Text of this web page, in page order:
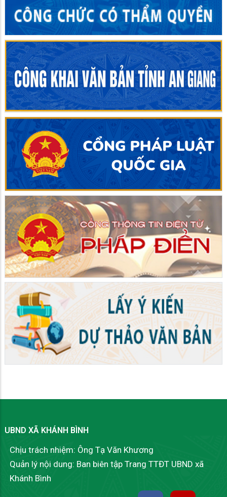
UBND XÃ KHÁNH BÌNH
Chịu trách nhiệm: Ông Tạ Văn Khương
Quản lý nội dung: Ban biên tập Trang TTĐT UBND xã
Khánh Bình